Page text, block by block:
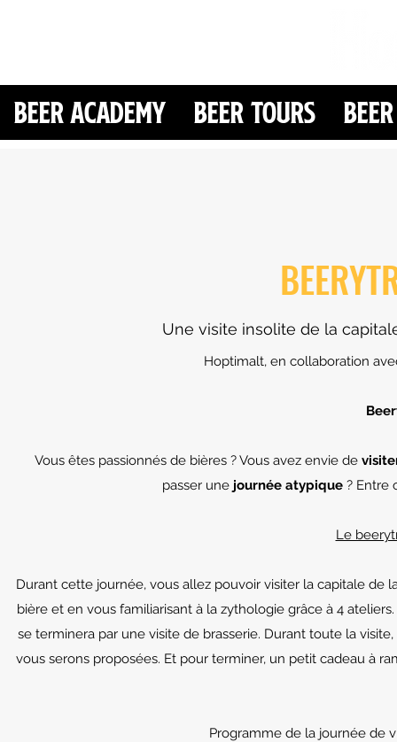
Beer Academy Beer Tours
Une visite insolite de la
Hoptimalt, en collaboration
Vous êtes passionnés de bières ? Vous avez envie de
passer une journée atypique ? Entre
Le
Durant cette journée, vous allez pouvoir visiter la capitale de
bière et en vous familiarisant à la zythologie grâce à 4
se terminera par une visite de brasserie. Durant toute la
vous serons proposées. Et pour terminer, un petit cadeau à
Programme de la journée de